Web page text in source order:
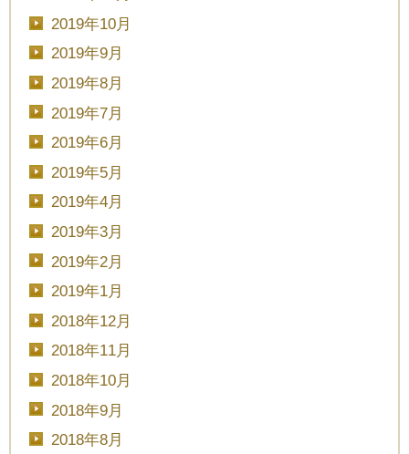
2019年10月
2019年9月
2019年8月
2019年7月
2019年6月
2019年5月
2019年4月
2019年3月
2019年2月
2019年1月
2018年12月
2018年11月
2018年10月
2018年9月
2018年8月
時間を選択してください
ブライダルフェア